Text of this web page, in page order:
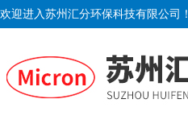
欢迎进入苏州汇分环保科技有限公司！